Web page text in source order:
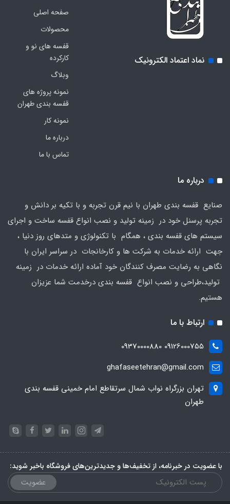
نماد اعتماد الکترونیک
صفحه اصلی
محصولات
قفسه های نو و
کارکرده
وبلاگ
نمونه پروژه های
قفسه بندی طهران
نمونه کار
درباره ما
تماس با ما
درباره ما
صنایع قفسه بندی طهران با نیم قرن تجربه و با تکیه بر دانش و
تجربه پرسنل خود در زمینه تولید و نصب انواع قفسه ساخت و اجرای
سیستم های قفسه بندی ، همگام با تکنولوژی و متدهای روز دنیا ،
جهت ارائه خدمات به شرکت ها و کارخانجات در سراسر ایران با
نگاهی به رضایت مصرف کنندگان خود آماده ارائه خدمات در زمینه
تولید،طراحی و نصب انواع قفسه بندی درخدمت شما عزیزان
هستیم.
ارتباط با ما
09126000755 09370000880
ghafaseetehran@gmail.com
تهران بزرگراه نواب شمال سرتقاطع امام خمینی قفسه بندی
طهران
با عضویت در خبرنامه، از تخفیف‌ها و جدیدترین‌های فروشگاه باخبر شوید:
عضویت